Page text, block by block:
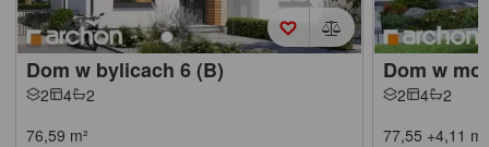
Dom w bylicach 6 (B)
2 4
2
76,59 m²
Dom w
2 4
2
77,55 +4,11 m²